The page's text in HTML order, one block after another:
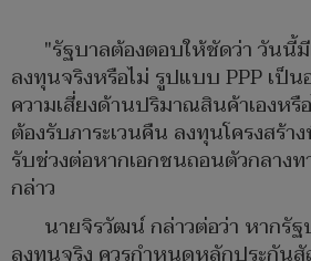
"รัฐบาลต้องตอบให้ชัดว่า วันนี้
ลงทุนจริงหรือไม่ รูปแบบ PPP เป็น
ความเสี่ยงด้านปริมาณสินค้าเองหรื
ต้องรับภาระเวนคืน ลงทุนโครงสร้
รับช่วงต่อหากเอกชนถอนตัวกลาง
กล่าว
นายจิรวัฒน์ กล่าวต่อว่า หากรัฐ